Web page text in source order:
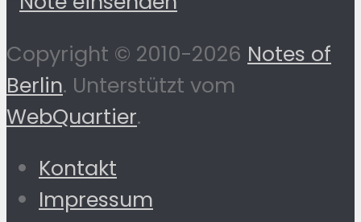
Copyright © 2010-2026 Notes of
Berlin. Unterstützt vom
WebQuartier.
Kontakt
Impressum